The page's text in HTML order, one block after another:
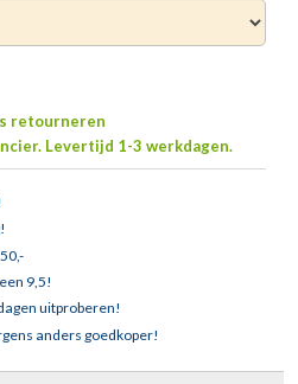
retourneren
Levertijd 1-3 werkdagen.
9,5!
uitproberen!
anders goedkoper!